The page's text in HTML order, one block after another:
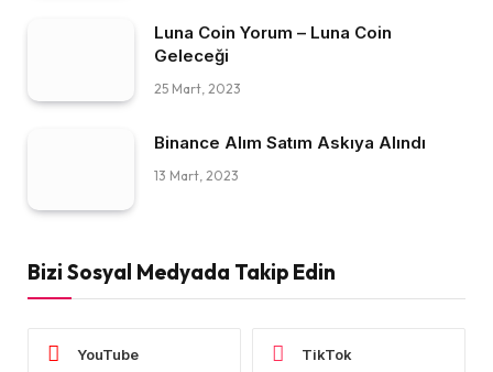
Luna Coin Yorum – Luna Coin
Geleceği
25 Mart, 2023
Binance Alım Satım Askıya Alındı
13 Mart, 2023
Bizi Sosyal Medyada Takip Edin
YouTube TikTok